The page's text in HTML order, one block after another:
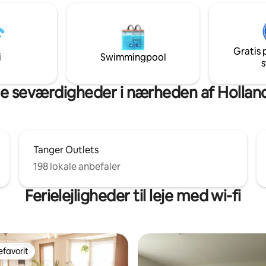
landskaber. Ideel til par
der leder efter et
sted at hvile og genoplade
Lancaster, PA.
græsningsarealet til din
Væggen med vinduer langs
lejligheden giver dig den mest
fantastiske udsigt over den
omkringliggende
Swimmingpool
Gratis
seværdigheder i nærheden af
Tanger Outlets
198 lokale anbefaler
Ferielejligheder til leje med wi-fi